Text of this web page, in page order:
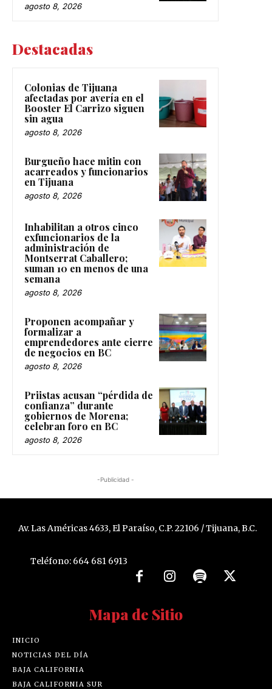
agosto 8, 2026
Destacadas
Colonias de Tijuana
afectadas por avería en el
Booster El Carrizo siguen
sin agua
agosto 8, 2026
Burgueño hace mitin con
acarreados y funcionarios
en Tijuana
agosto 8, 2026
Inhabilitan a otros cinco
exfuncionarios de la
administración de
Montserrat Caballero;
suman 10 en menos de una
semana
agosto 8, 2026
Proponen acompañar y
formalizar a
emprendedores ante cierre
de negocios en BC
agosto 8, 2026
Priistas acusan “pérdida de
confianza” durante
gobiernos de Morena;
celebran foro en BC
agosto 8, 2026
-Publicidad -
Av. Las Américas 4633, El Paraíso, C.P. 22106 / Tijuana, B.C.
Teléfono: 664 681 6913
Mapa de Sitio
INICIO
NOTICIAS DEL DÍA
BAJA CALIFORNIA
BAJA CALIFORNIA SUR